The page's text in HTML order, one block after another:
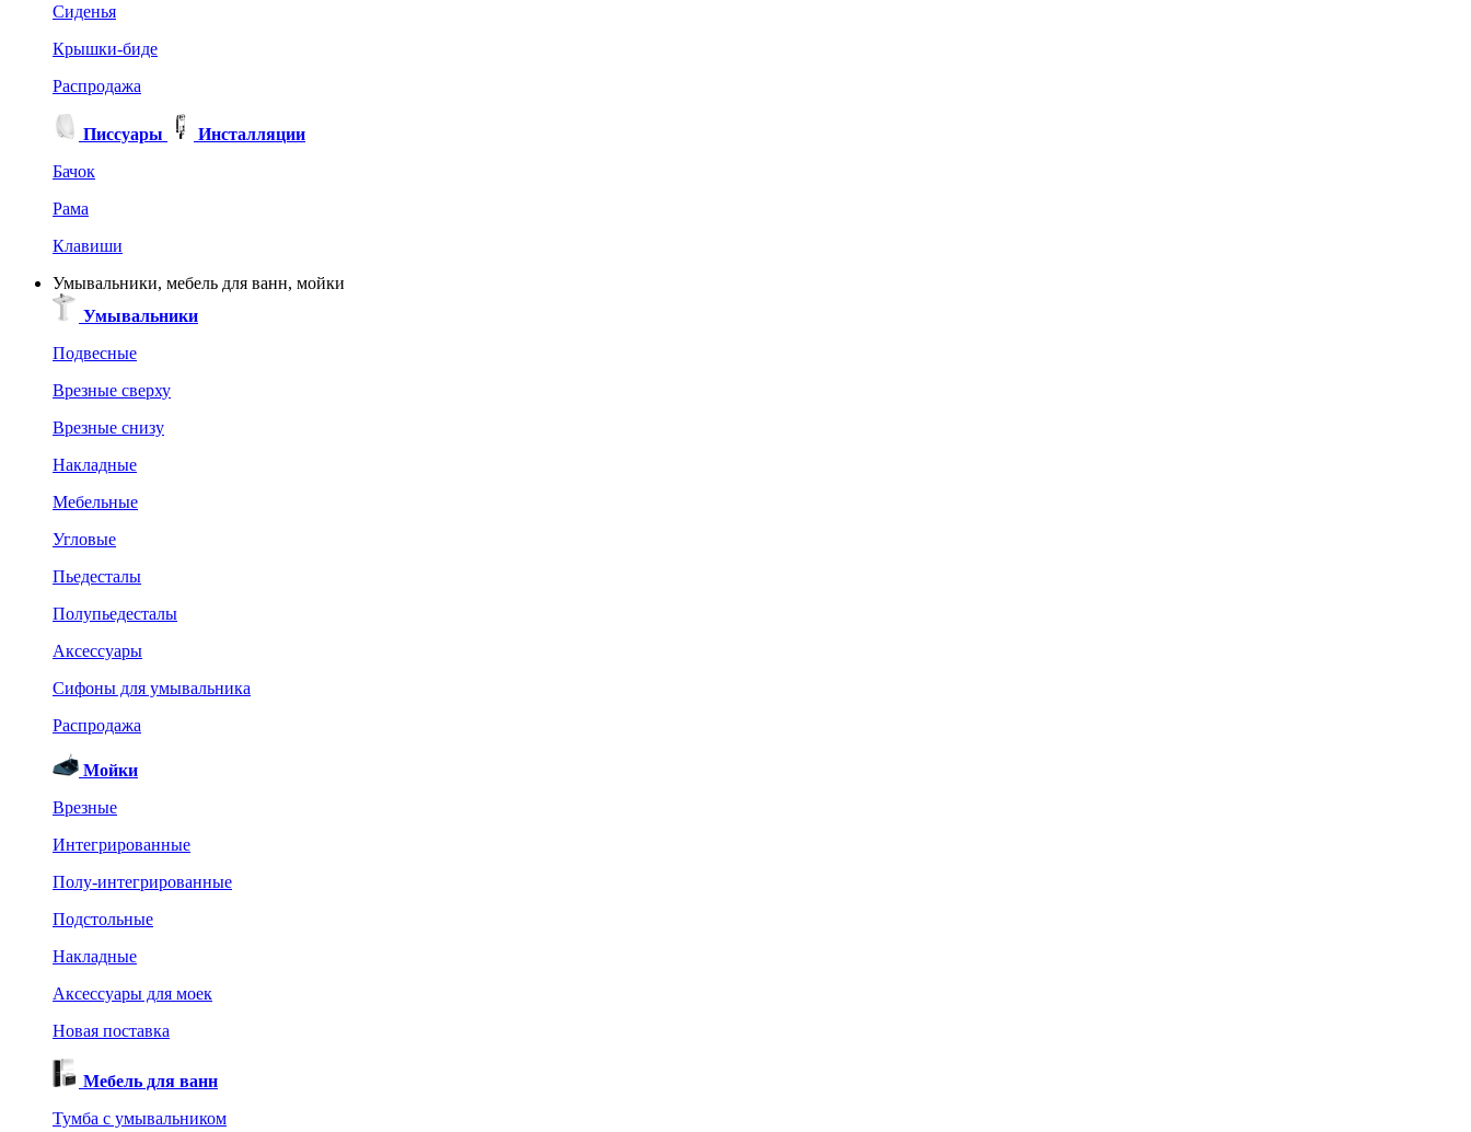
Сиденья
Крышки-биде
Распродажа
Писсуары
Инсталляции
Бачок
Рама
Клавиши
Умывальники, мебель для ванн, мойки
Умывальники
Подвесные
Врезные сверху
Врезные снизу
Накладные
Мебельные
Угловые
Пьедесталы
Полупьедесталы
Аксессуары
Сифоны для умывальника
Распродажа
Мойки
Врезные
Интегрированные
Полу-интегрированные
Подстольные
Накладные
Аксессуары для моек
Новая поставка
Мебель для ванн
Тумба с умывальником